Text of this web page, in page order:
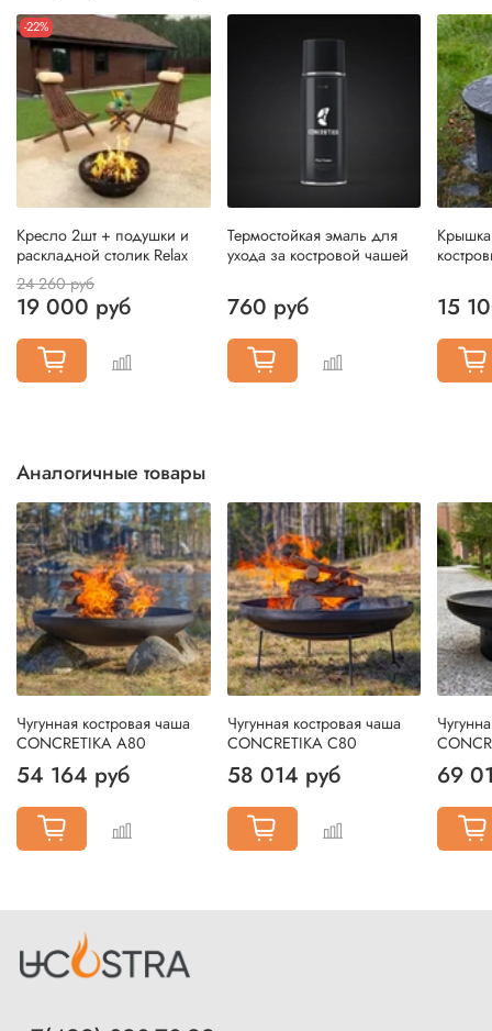
-22%
Кресло 2шт + подушки и
раскладной столик Relax
24 260 руб
19 000 руб
Термостойкая эмаль для
ухода за костровой чашей
760 руб 15
Аналогичные товары
Чугунная костровая чаша
CONCRETIKA A80
54 164 руб
Чугунная костровая чаша
CONCRETIKA C80
58 014 руб 69